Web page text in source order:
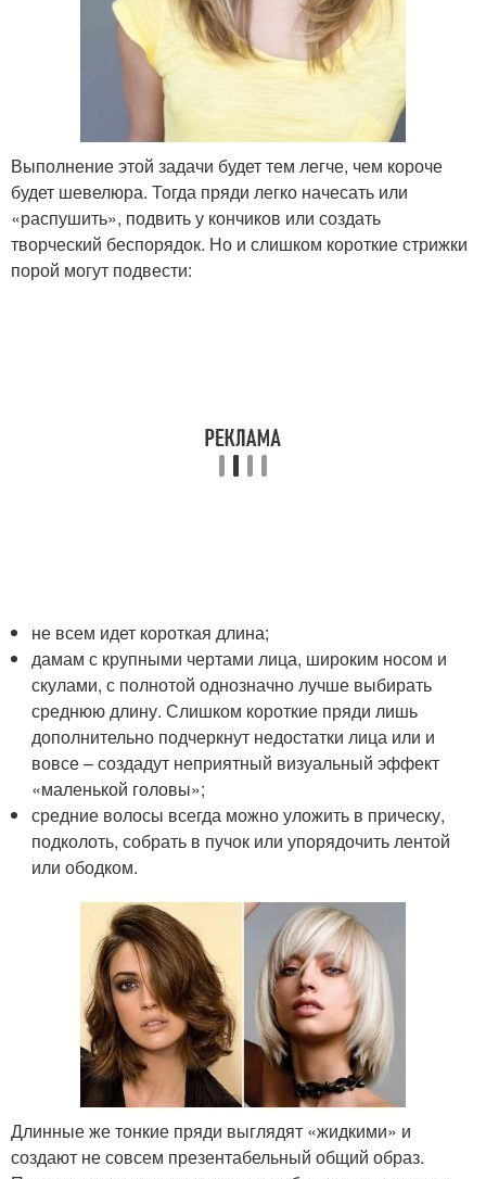
Выполнение этой задачи будет тем легче, чем короче
будет шевелюра. Тогда пряди легко начесать или
«распушить», подвить у кончиков или создать
творческий беспорядок. Но и слишком короткие стрижки
порой могут подвести:
не всем идет короткая длина;
дамам с крупными чертами лица, широким носом и
скулами, с полнотой однозначно лучше выбирать
среднюю длину. Слишком короткие пряди лишь
дополнительно подчеркнут недостатки лица или и
вовсе – создадут неприятный визуальный эффект
«маленькой головы»;
средние волосы всегда можно уложить в прическу,
подколоть, собрать в пучок или упорядочить лентой
или ободком.
Длинные же тонкие пряди выглядят «жидкими» и
создают не совсем презентабельный общий образ.